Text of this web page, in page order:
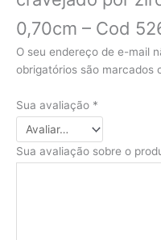
0,70cm – Cod
O seu endereço de e-mail
obrigatórios são marcados
Sua avaliação *
Sua avaliação sobre o